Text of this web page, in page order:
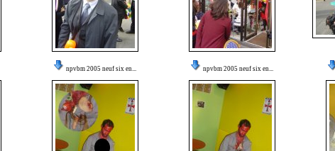
npvbm 2005 neuf six en... npvbm 2005 neuf six en...